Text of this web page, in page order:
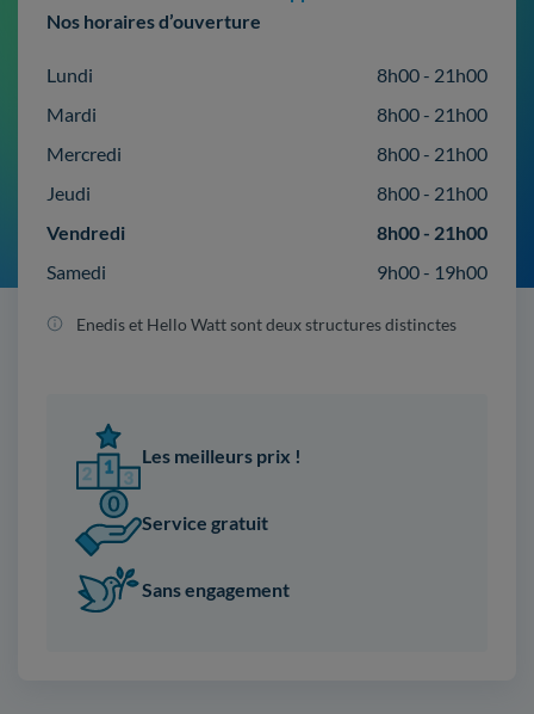
Nos horaires d’ouverture
Lundi
8h00 - 21h00
Mardi
8h00 - 21h00
Mercredi
8h00 - 21h00
Jeudi
8h00 - 21h00
Vendredi
8h00 - 21h00
Samedi
9h00 - 19h00
Enedis et Hello Watt sont deux structures distinctes
Les meilleurs prix !
Service gratuit
Sans engagement